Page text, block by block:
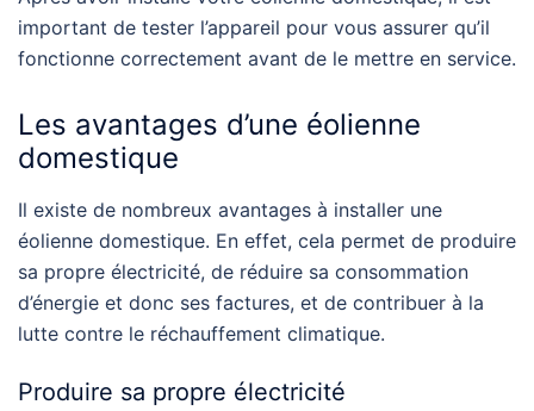
important de tester l’appareil pour vous assurer qu’il
fonctionne correctement avant de le mettre en service.
Les avantages d’une éolienne
domestique
Il existe de nombreux avantages à installer une
éolienne domestique. En effet, cela permet de produire
sa propre électricité, de réduire sa consommation
d’énergie et donc ses factures, et de contribuer à la
lutte contre le réchauffement climatique.
Produire sa propre électricité